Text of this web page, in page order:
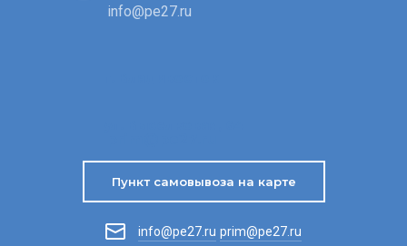
info@pe27.ru
Пункт самовывоза на карте
info@pe27.ru prim@pe27.ru